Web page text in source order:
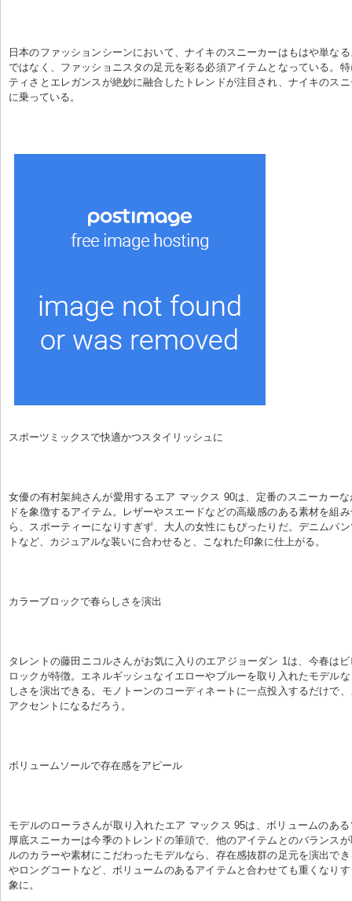
日本のファッションシーンにおいて、ナイキのスニーカーはもはや単な
ではなく、ファッショニスタの足元を彩る必須アイテムとなっている。
ティさとエレガンスが絶妙に融合したトレンドが注目され、ナイキのス
に乗っている。
スポーツミックスで快適かつスタイリッシュに
女優の有村架純さんが愛用するエア マックス 90は、定番のスニーカー
ドを象徴するアイテム。レザーやスエードなどの高級感のある素材を組
ら、スポーティーになりすぎず、大人の女性にもぴったりだ。デニムパ
トなど、カジュアルな装いに合わせると、こなれた印象に仕上がる。
カラーブロックで春らしさを演出
タレントの藤田ニコルさんがお気に入りのエアジョーダン 1は、今春は
ロックが特徴。エネルギッシュなイエローやブルーを取り入れたモデル
しさを演出できる。モノトーンのコーディネートに一点投入するだけで
アクセントになるだろう。
ボリュームソールで存在感をアピール
モデルのローラさんが取り入れたエア マックス 95は、ボリュームのあ
厚底スニーカーは今季のトレンドの筆頭で、他のアイテムとのバランス
ルのカラーや素材にこだわったモデルなら、存在感抜群の足元を演出で
やロングコートなど、ボリュームのあるアイテムと合わせても重くなり
象に。